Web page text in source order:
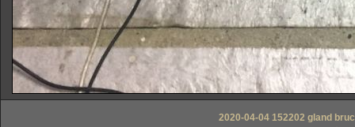
2020-04-04 152202 gland